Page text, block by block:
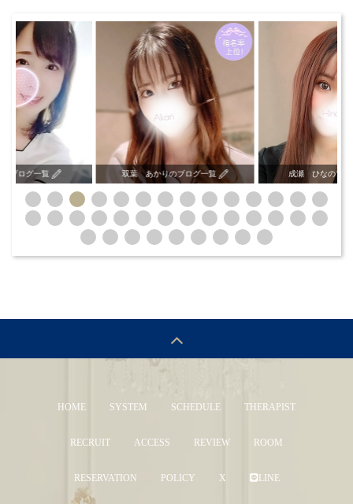
双葉 あかりのブログ一覧 成瀬 ひなのブログ一覧
HOME SYSTEM SCHEDULE THERAPIST
RECRUIT ACCESS REVIEW ROOM
RESERVATION POLICY X LINE